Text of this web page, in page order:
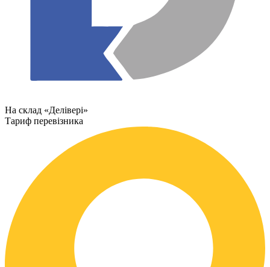
На склад «Делівері»
Тариф перевізника